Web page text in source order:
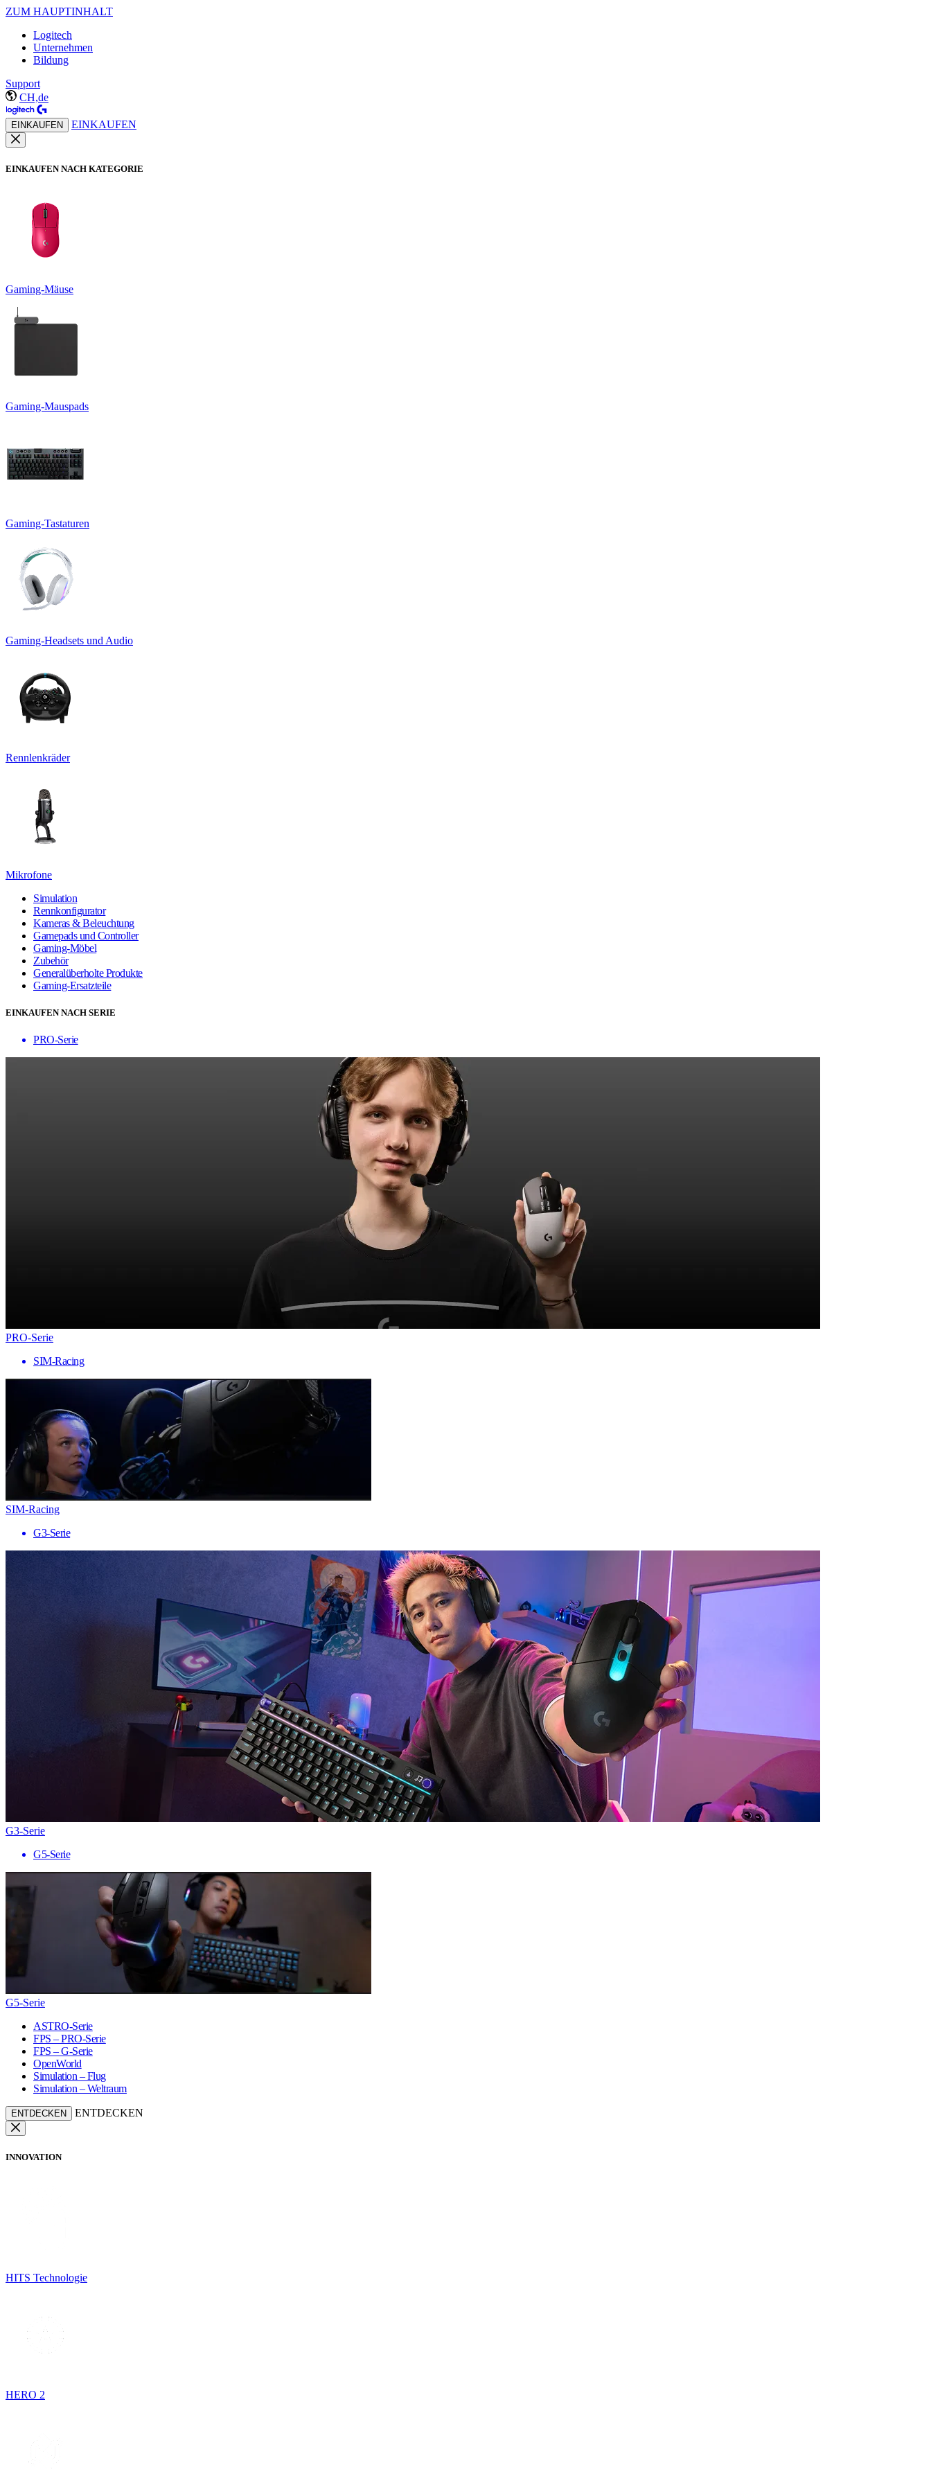
ZUM HAUPTINHALT
Logitech
Unternehmen
Bildung
Support
CH,de
EINKAUFEN EINKAUFEN
EINKAUFEN NACH KATEGORIE
Gaming-Mäuse
Gaming-Mauspads
Gaming-Tastaturen
Gaming-Headsets und Audio
Rennlenkräder
Mikrofone
Simulation
Rennkonfigurator
Kameras & Beleuchtung
Gamepads und Controller
Gaming-Möbel
Zubehör
Generalüberholte Produkte
Gaming-Ersatzteile
EINKAUFEN NACH SERIE
PRO-Serie
PRO-Serie
SIM-Racing
SIM-Racing
G3-Serie
G3-Serie
G5-Serie
G5-Serie
ASTRO-Serie
FPS – PRO-Serie
FPS – G-Serie
OpenWorld
Simulation – Flug
Simulation – Weltraum
ENTDECKEN ENTDECKEN
INNOVATION
HITS Technologie
HERO 2